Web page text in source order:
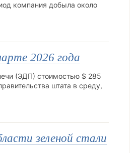
компания добыла около
2026 года
(ЭДП) стоимостью $ 285
штата в среду,
зеленой стали